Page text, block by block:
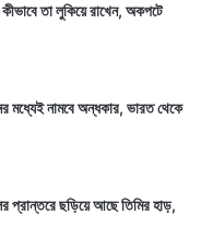
তা লুকিয়ে রাখেন, অকপটে
মধ্যেই নামবে অন্ধকার, ভারত থেকে
প্রান্তরে ছড়িয়ে আছে তিমির হাড়,